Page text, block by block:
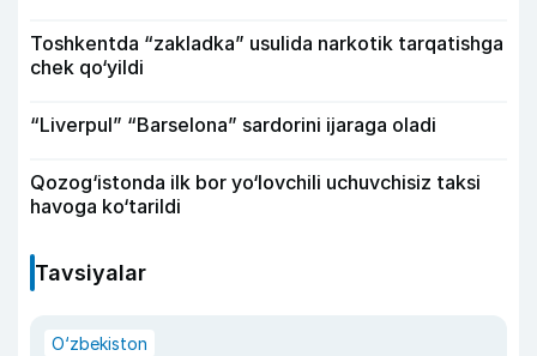
Toshkentda “zakladka” usulida narkotik tarqatishga
chek qo‘yildi
“Liverpul” “Barselona” sardorini ijaraga oladi
Qozog‘istonda ilk bor yo‘lovchili uchuvchisiz taksi
havoga ko‘tarildi
Tavsiyalar
O‘zbekiston